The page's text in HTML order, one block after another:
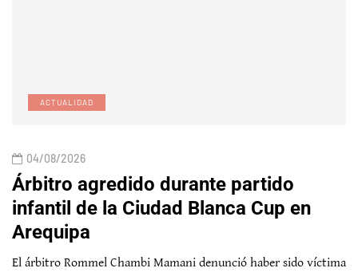
ACTUALIDAD
04/08/2026
Árbitro agredido durante partido
infantil de la Ciudad Blanca Cup en
Arequipa
El árbitro Rommel Chambi Mamani denunció haber sido víctima